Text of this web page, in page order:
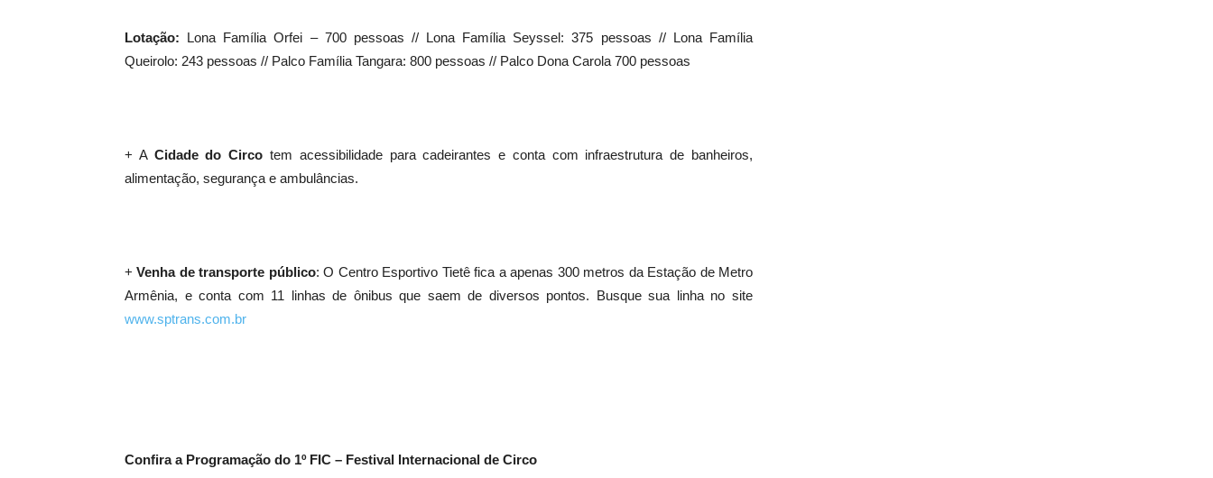
Lotação: Lona Família Orfei – 700 pessoas // Lona Família Seyssel: 375 pessoas // Lona Família
Queirolo: 243 pessoas // Palco Família Tangara: 800 pessoas // Palco Dona Carola 700 pessoas
+ A Cidade do Circo tem acessibilidade para cadeirantes e conta com infraestrutura de banheiros,
alimentação, segurança e ambulâncias.
+Venha de transporte público: O Centro Esportivo Tietê fica a apenas 300 metros da Estação de Metro
Armênia, e conta com 11 linhas de ônibus que saem de diversos pontos. Busque sua linha no site
www.sptrans.com.br
Confira a Programação do 1º FIC – Festival Internacional de Circo